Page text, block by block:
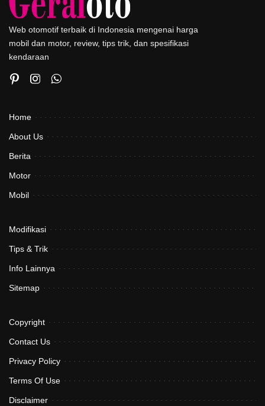
Web otomotif terbaik di Indonesia mengenai harga
mobil dan motor, review, tips trik, dan spesifikasi
kendaraan
Home
About Us
Berita
Motor
Mobil
Modifikasi
Tips & Trik
Info Lainnya
Sitemap
Copyright
Contact Us
Privacy Policy
Terms Of Use
Disclaimer